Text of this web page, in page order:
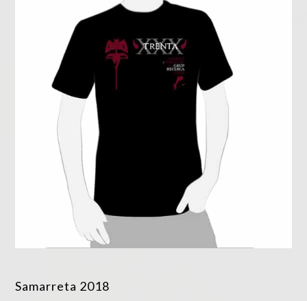
Samarreta 2018